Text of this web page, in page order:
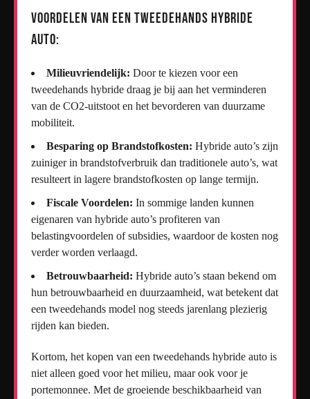
Voordelen van een Tweedehands Hybride
Auto:
Milieuvriendelijk: Door te kiezen voor een
tweedehands hybride draag je bij aan het verminderen
van de CO2-uitstoot en het bevorderen van duurzame
mobiliteit.
Besparing op Brandstofkosten: Hybride auto’s zijn
zuiniger in brandstofverbruik dan traditionele auto’s, wat
resulteert in lagere brandstofkosten op lange termijn.
Fiscale Voordelen: In sommige landen kunnen
eigenaren van hybride auto’s profiteren van
belastingvoordelen of subsidies, waardoor de kosten nog
verder worden verlaagd.
Betrouwbaarheid: Hybride auto’s staan bekend om
hun betrouwbaarheid en duurzaamheid, wat betekent dat
een tweedehands model nog steeds jarenlang plezierig
rijden kan bieden.
Kortom, het kopen van een tweedehands hybride auto is
niet alleen goed voor het milieu, maar ook voor je
portemonnee. Met de groeiende beschikbaarheid van